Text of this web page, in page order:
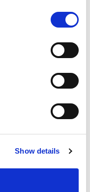
Show details